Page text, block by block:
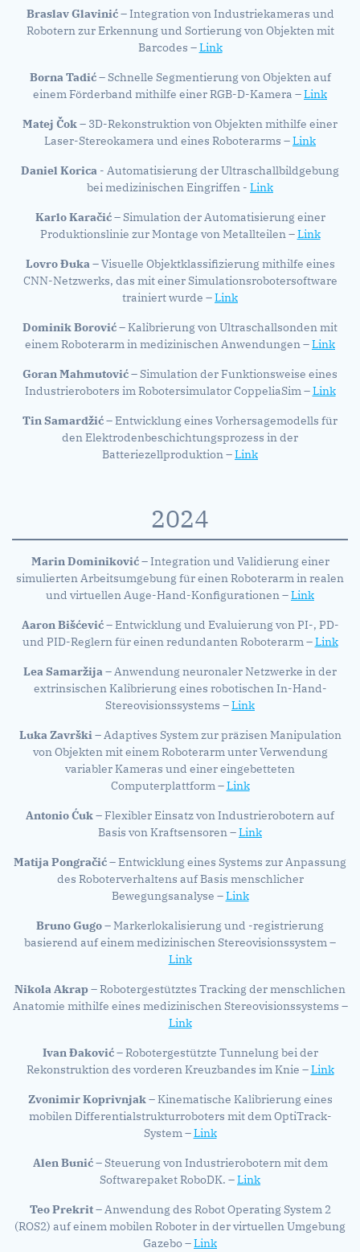
Braslav Glavinić– Integration von Industriekameras und
Robotern zur Erkennung und Sortierung von Objekten mit
Barcodes –Link
Borna Tadić– Schnelle Segmentierung von Objekten auf
einem Förderband mithilfe einer RGB-D-Kamera –Link
Matej Čok– 3D-Rekonstruktion von Objekten mithilfe einer
Laser-Stereokamera und eines Roboterarms –Link
Daniel Korica - Automatisierung der Ultraschallbildgebung
bei medizinischen Eingriffen - Link
Karlo Karačić– Simulation der Automatisierung einer
Produktionslinie zur Montage von Metallteilen –Link
LovroĐuka– Visuelle Objektklassifizierung mithilfe eines
CNN-Netzwerks, das mit einer Simulationsrobotersoftware
trainiert wurde –Link
Dominik Borović– Kalibrierung von Ultraschallsonden mit
einem Roboterarm in medizinischen Anwendungen –Link
Goran Mahmutović– Simulation der Funktionsweise eines
Industrieroboters im Robotersimulator CoppeliaSim –Link
Tin Samardžić –Entwicklung eines Vorhersagemodells für
den Elektrodenbeschichtungsprozess in der
Batteriezellproduktion –Link
2024
Marin Dominiković– Integration und Validierung einer
simulierten Arbeitsumgebung für einen Roboterarm in realen
und virtuellen Auge-Hand-Konfigurationen –Link
Aaron Bišćević– Entwicklung und Evaluierung von PI-, PD-
und PID-Reglern für einen redundanten Roboterarm –Link
Lea Samaržija– Anwendung neuronaler Netzwerke in der
extrinsischen Kalibrierung eines robotischen In-Hand-
Stereovisionssystems –Link
Luka Završki– Adaptives System zur präzisen Manipulation
von Objekten mit einem Roboterarm unter Verwendung
variabler Kameras und einer eingebetteten
Computerplattform –Link
AntonioĆuk– Flexibler Einsatz von Industrierobotern auf
Basis von Kraftsensoren –Link
Matija Pongračić– Entwicklung eines Systems zur Anpassung
des Roboterverhaltens auf Basis menschlicher
Bewegungsanalyse –Link
Bruno Gugo– Markerlokalisierung und -registrierung
basierend auf einem medizinischen Stereovisionssystem –
Link
Nikola Akrap– Robotergestütztes Tracking der menschlichen
Anatomie mithilfe eines medizinischen Stereovisionssystems –
Link
Ivan Đaković– Robotergestützte Tunnelung bei der
Rekonstruktion des vorderen Kreuzbandes im Knie –Link
Zvonimir Koprivnjak– Kinematische Kalibrierung eines
mobilen Differentialstrukturroboters mit dem OptiTrack-
System –Link
Alen Bunić– Steuerung von Industrierobotern mit dem
Softwarepaket RoboDK. –Link
Teo Prekrit– Anwendung des Robot Operating System 2
(ROS2) auf einem mobilen Roboter in der virtuellen Umgebung
Gazebo –Link